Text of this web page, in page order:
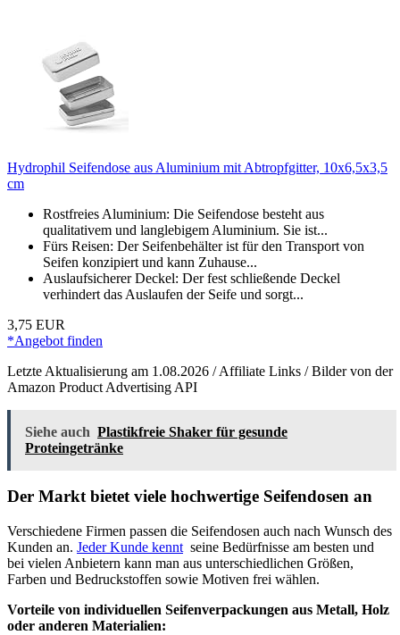
Hydrophil Seifendose aus Aluminium mit Abtropfgitter, 10x6,5x3,5
cm
Rostfreies Aluminium: Die Seifendose besteht aus
qualitativem und langlebigem Aluminium. Sie ist...
Fürs Reisen: Der Seifenbehälter ist für den Transport von
Seifen konzipiert und kann Zuhause...
Auslaufsicherer Deckel: Der fest schließende Deckel
verhindert das Auslaufen der Seife und sorgt...
3,75 EUR
*Angebot finden
Letzte Aktualisierung am 1.08.2026 / Affiliate Links / Bilder von der
Amazon Product Advertising API
Siehe auch Plastikfreie Shaker für gesunde
Proteingetränke
Der Markt bietet viele hochwertige Seifendosen an
Verschiedene Firmen passen die Seifendosen auch nach Wunsch des
Kunden an. Jeder Kunde kennt seine Bedürfnisse am besten und
bei vielen Anbietern kann man aus unterschiedlichen Größen,
Farben und Bedruckstoffen sowie Motiven frei wählen.
Vorteile von individuellen Seifenverpackungen aus Metall, Holz
oder anderen Materialien: